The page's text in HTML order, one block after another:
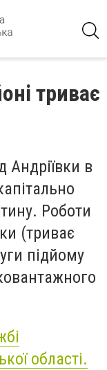
триває
Андріївки в
Роботи
(триває
підйому
області.